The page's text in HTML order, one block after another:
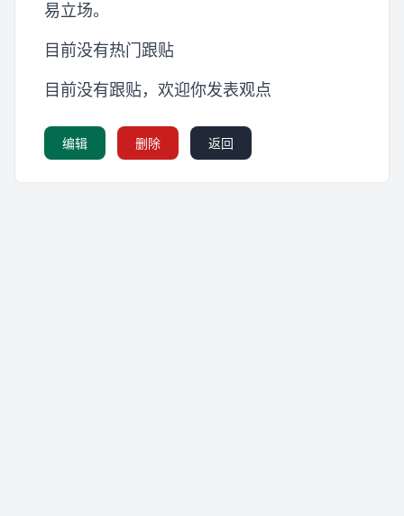
易立场。
目前没有热门跟贴
目前没有跟贴，欢迎你发表观点
编辑 删除 返回